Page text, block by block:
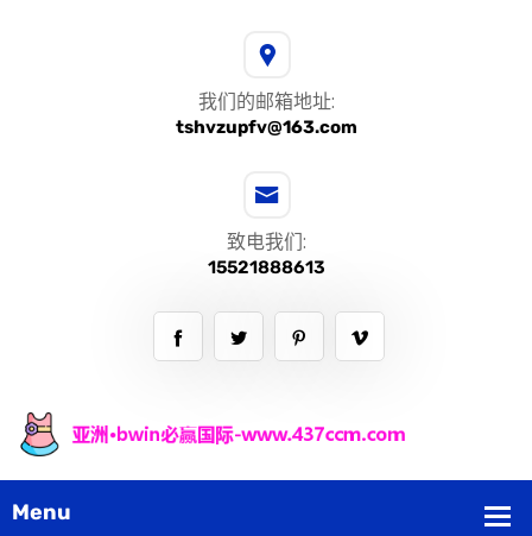
我们的邮箱地址:
tshvzupfv@163.com
致电我们:
15521888613